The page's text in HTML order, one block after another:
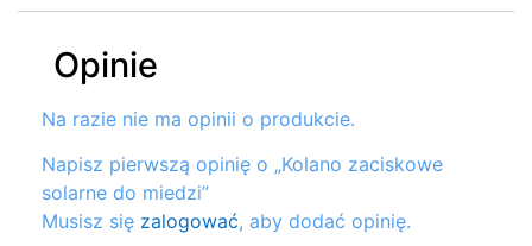
Opinie
Na razie nie ma opinii o produkcie.
Napisz pierwszą opinię o „Kolano zaciskowe
solarne do miedzi”
Musisz się zalogować, aby dodać opinię.